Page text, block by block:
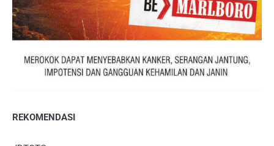
REKOMENDASI